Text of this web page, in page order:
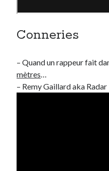
Conneries
– Quand un rappeur fait
mètres
– Remy Gaillard aka Radar